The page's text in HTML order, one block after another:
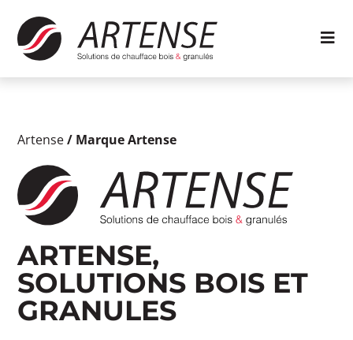
Artense/ Marque Artense
ARTENSE,
SOLUTIONS BOIS ET
GRANULES